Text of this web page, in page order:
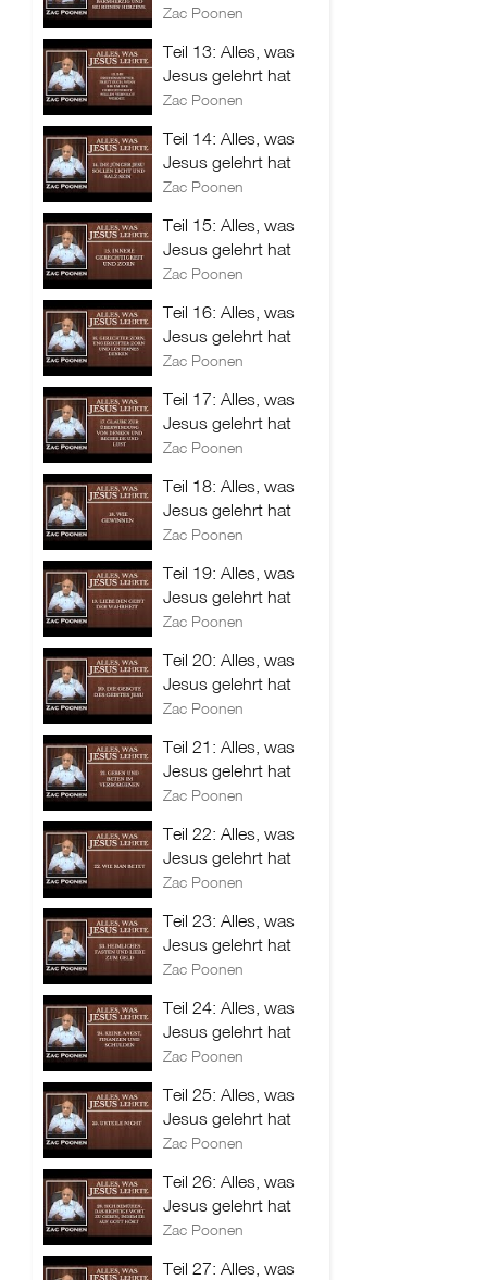
Zac Poonen
Teil 13: Alles, was
Jesus gelehrt hat
Zac Poonen
Teil 14: Alles, was
Jesus gelehrt hat
Zac Poonen
Teil 15: Alles, was
Jesus gelehrt hat
Zac Poonen
Teil 16: Alles, was
Jesus gelehrt hat
Zac Poonen
Teil 17: Alles, was
Jesus gelehrt hat
Zac Poonen
Teil 18: Alles, was
Jesus gelehrt hat
Zac Poonen
Teil 19: Alles, was
Jesus gelehrt hat
Zac Poonen
Teil 20: Alles, was
Jesus gelehrt hat
Zac Poonen
Teil 21: Alles, was
Jesus gelehrt hat
Zac Poonen
Teil 22: Alles, was
Jesus gelehrt hat
Zac Poonen
Teil 23: Alles, was
Jesus gelehrt hat
Zac Poonen
Teil 24: Alles, was
Jesus gelehrt hat
Zac Poonen
Teil 25: Alles, was
Jesus gelehrt hat
Zac Poonen
Teil 26: Alles, was
Jesus gelehrt hat
Zac Poonen
Teil 27: Alles, was